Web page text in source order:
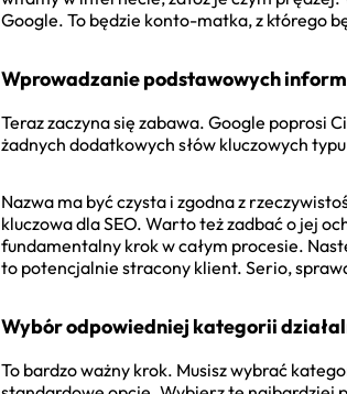
Google. To będzie konto-matka, z którego
Wprowadzanie podstawowych
Teraz zaczyna się zabawa. Google poprosi
żadnych dodatkowych słów kluczowych
Nazwa ma być czysta i zgodna z
kluczowa dla SEO. Warto też zadbać o jej
fundamentalny krok w całym procesie.
to potencjalnie stracony klient. Serio,
Wybór odpowiedniej kategorii
To bardzo ważny krok. Musisz wybrać